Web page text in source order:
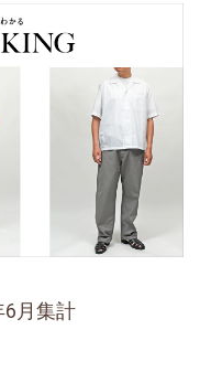
6月集計